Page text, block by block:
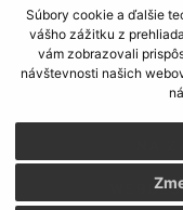
Súbory cookie a ďalšie
vášho zážitku z
vám zobrazovali
návštevnosti našich
Kúpele Pieniny –
vody a
GDPR COOKIES
NA